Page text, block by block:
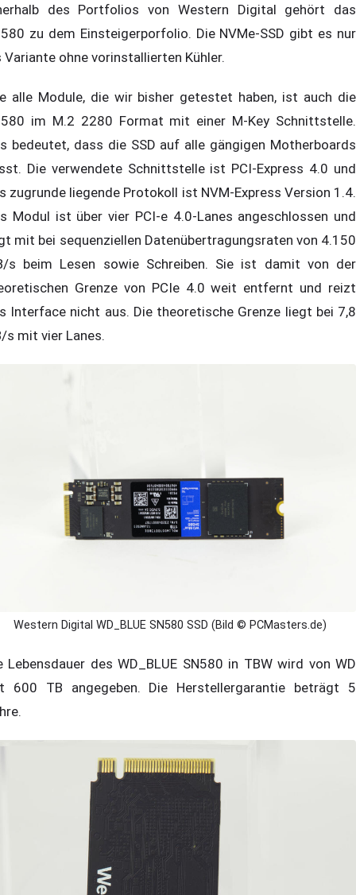
des Portfolios von Western Digital gehört das
zu dem Einsteigerporfolio. Die NVMe-SSD gibt es nur
Variante ohne vorinstallierten Kühler.
alle Module, die wir bisher getestet haben, ist auch die
im M.2 2280 Format mit einer M-Key Schnittstelle.
bedeutet, dass die SSD auf alle gängigen Motherboards
Die verwendete Schnittstelle ist PCI-Express 4.0 und
zugrunde liegende Protokoll ist NVM-Express Version 1.4.
Modul ist über vier PCI-e 4.0-Lanes angeschlossen und
mit bei sequenziellen Datenübertragungsraten von 4.150
s beim Lesen sowie Schreiben. Sie ist damit von der
Grenze von PCIe 4.0 weit entfernt und reizt
Interface nicht aus. Die theoretische Grenze liegt bei 7,8
s mit vier Lanes.
Western Digital WD_BLUE SN580 SSD (Bild © PCMasters.de)
Lebensdauer des WD_BLUE SN580 in TBW wird von WD
600 TB angegeben. Die Herstellergarantie beträgt 5